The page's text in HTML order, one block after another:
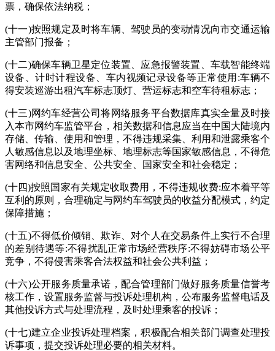
票，确保依法纳税；
(十一)按照规定及时将车辆、驾驶员的变动情况向市交通运输
主管部门报备；
(十二)确保车辆卫星定位装置、应急报警装置、车载智能终端
设备、计时计程设备、车内视频记录设备等正常使用:车辆不
得安装巡游出租汽车标志顶灯、营运标志和空车待租标志；
(十三)网约车经营公司将网络服务平台数据库真实全量及时接
入本市网约车监管平台，相关数据和信息应当在中国大陆境内
存储、传输、使用和管理，不得违规采集、利用和泄露乘客个
人敏感信息以及地理坐标、地理标志等国家敏感信息，不得危
害网络和信息安全、公共安全、国家安全和社会稳定；
(十四)按照国家有关规定收取费用，不得违规收费:应本着平等
互利的原则，合理确定与网约车驾驶员的收益分配模式，约定
保障措施；
(十五)不得低价倾销、欺诈、对个人在交易条件上实行不合理
的差别待遇等:不得扰乱正常市场经营秩序:不得妨碍市场公平
竞争，不得侵害乘客合法权益和社会公共利益；
(十六)公开服务质量承诺，配合管理部门做好服务质量信誉考
核工作，设置服务监督与投诉处理机构，公布服务监督电话及
其他投诉方式与处理流程，及时处理乘客的投诉；
(十七)建立企业投诉处理档案，积极配合相关部门调查处理投
诉事项，提交投诉处理必要的相关材料。